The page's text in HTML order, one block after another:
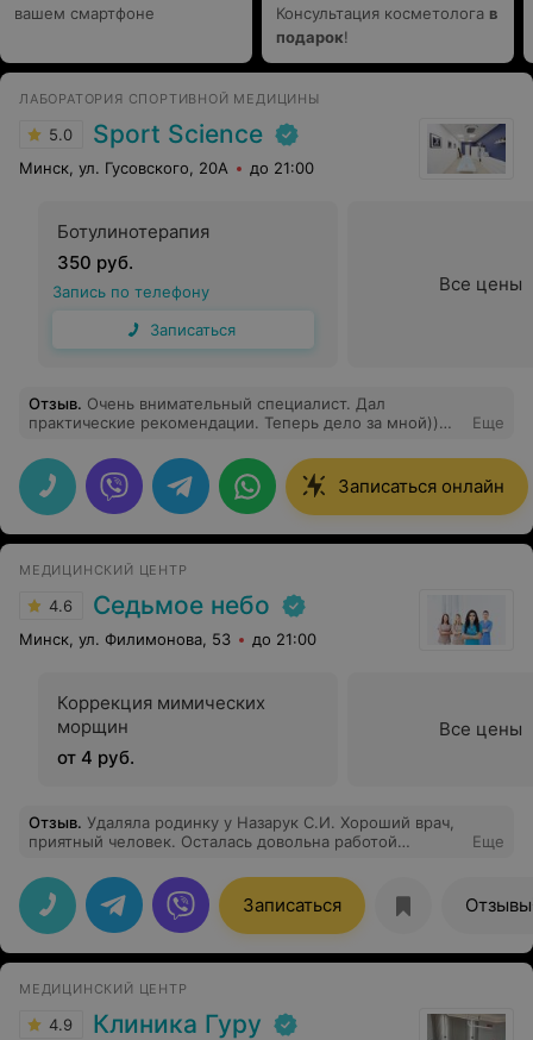
вашем смартфоне Консультация косметолога в
подарок!
ЛАБОРАТОРИЯ СПОРТИВНОЙ МЕДИЦИНЫ
5.0 Sport Science
Минск, ул. Гусовского, 20А до 21:00
Ботулинотерапия
350 руб.
Запись по телефону
Записаться
Все цены
Отзыв. Очень внимательный специалист. Дал
практические рекомендации. Теперь дело за мной))
Еще
Записаться онлайн
МЕДИЦИНСКИЙ ЦЕНТР
4.6 Седьмое небо
Минск, ул. Филимонова, 53 до 21:00
Коррекция мимических
морщин
от 4 руб.
Все цены
Отзыв. Удаляла родинку у Назарук С.И. Хороший врач,
приятный человек. Осталась довольна работой
рекомендую обращаться именно к нему! Спасибо Вам
большое за работу!
Еще
Записаться Отзывы
МЕДИЦИНСКИЙ ЦЕНТР
4.9 Клиника Гуру